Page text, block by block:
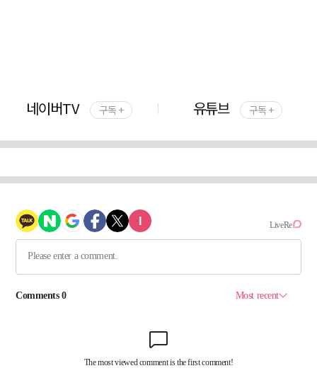
네이버TV 구독 + 유튜브 구독 +